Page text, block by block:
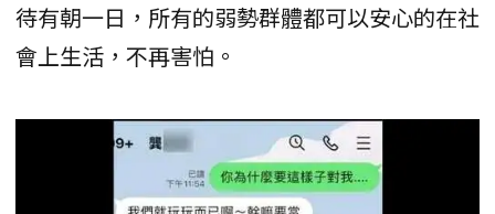
待有朝一日，所有的弱勢群體都可以安心的在社
會上生活，不再害怕。